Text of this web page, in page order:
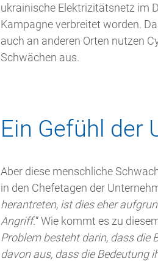
ukrainische Elektrizitätsnetz im
Kampagne verbreitet worden.
auch an anderen Orten nutzen
Schwächen aus.
Ein Gefühl der
Aber diese menschliche
in den Chefetagen der
herantreten, ist dies eher
Angriff.“ Wie kommt es zu
Problem besteht darin, dass die
davon aus, dass die Bedeutung